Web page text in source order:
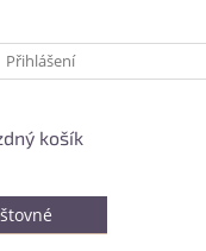
KABELKY
Přihlášení
košík